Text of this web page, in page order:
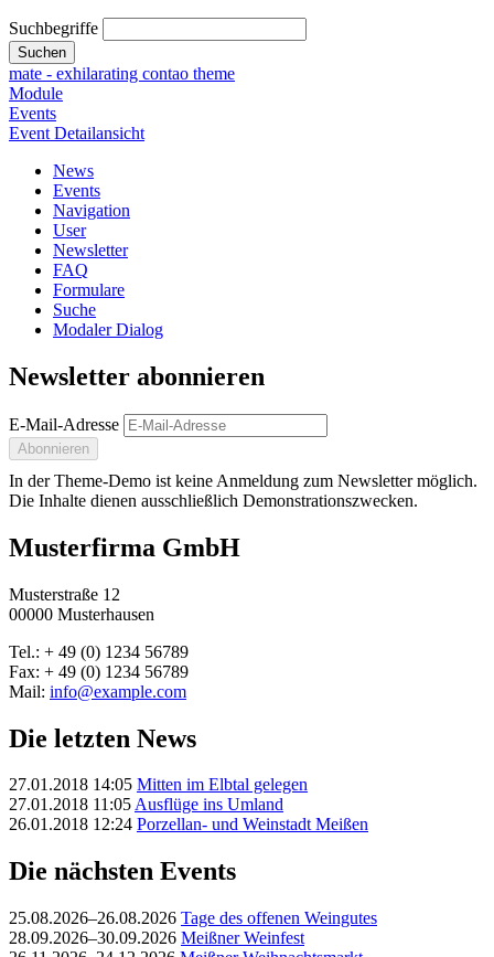
Suchbegriffe
Suchen
mate - exhilarating contao theme
Module
Events
Event Detailansicht
News
Events
Navigation
User
Newsletter
FAQ
Formulare
Suche
Modaler Dialog
Newsletter abonnieren
E-Mail-Adresse
Abonnieren
In der Theme-Demo ist keine Anmeldung zum Newsletter möglich.
Die Inhalte dienen ausschließlich Demonstrationszwecken.
Musterfirma GmbH
Musterstraße 12
00000 Musterhausen
Tel.: + 49 (0) 1234 56789
Fax: + 49 (0) 1234 56789
Mail: info@example.com
Die letzten News
27.01.2018 14:05 Mitten im Elbtal gelegen
27.01.2018 11:05Ausflüge ins Umland
26.01.2018 12:24 Porzellan- und Weinstadt Meißen
Die nächsten Events
25.08.2026–26.08.2026 Tage des offenen Weingutes
28.09.2026–30.09.2026 Meißner Weinfest